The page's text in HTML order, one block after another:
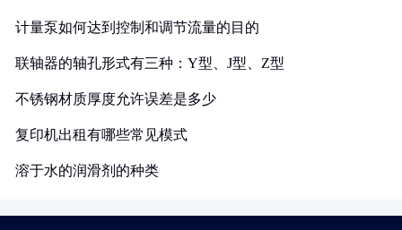
计量泵如何达到控制和调节流量的目的
联轴器的轴孔形式有三种：Y型、J型、Z型
不锈钢材质厚度允许误差是多少
复印机出租有哪些常见模式
溶于水的润滑剂的种类